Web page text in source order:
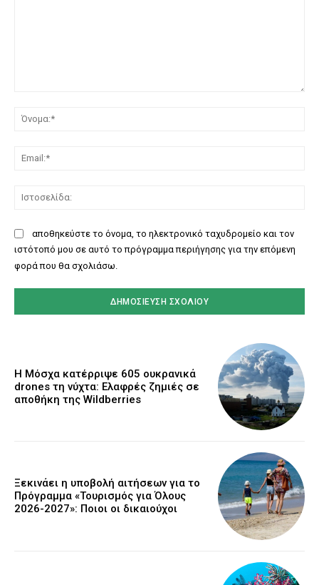
αποθηκεύστε το όνομα, το ηλεκτρονικό ταχυδρομείο και τον
ιστότοπό μου σε αυτό το πρόγραμμα περιήγησης για την επόμενη
φορά που θα σχολιάσω.
Η Μόσχα κατέρριψε 605 ουκρανικά
drones τη νύχτα: Ελαφρές ζημιές σε
αποθήκη της Wildberries
Ξεκινάει η υποβολή αιτήσεων για το
Πρόγραμμα «Τουρισμός για Όλους
2026-2027»: Ποιοι οι δικαιούχοι